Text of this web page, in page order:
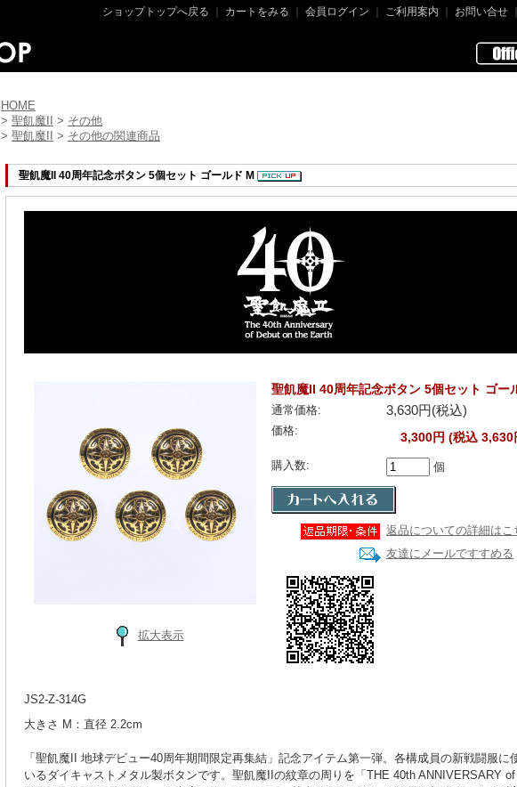
ショップトップへ戻る カートをみる 会員ログイン ご利用案内 お問い合せ
HOME
> 聖飢魔II > その他
> 聖飢魔II > その他の関連商品
聖飢魔II 40周年記念ボタン 5個セット ゴールド M
拡大表示
聖飢魔II 40周年記念ボタン 5個セット ゴー
通常価格: 3,630円(税込)
価格: 3,300円 (税込 3,630
購入数: 個
返品についての詳細はこ
友達にメールですすめる
JS2-Z-314G
大きさ M：直径 2.2cm
「聖飢魔II 地球デビュー40周年期間限定再集結」記念アイテム第一弾。各構成員の新戦闘服に
いるダイキャストメタル製ボタンです。聖飢魔IIの紋章の周りを「THE 40th ANNIVERSARY of